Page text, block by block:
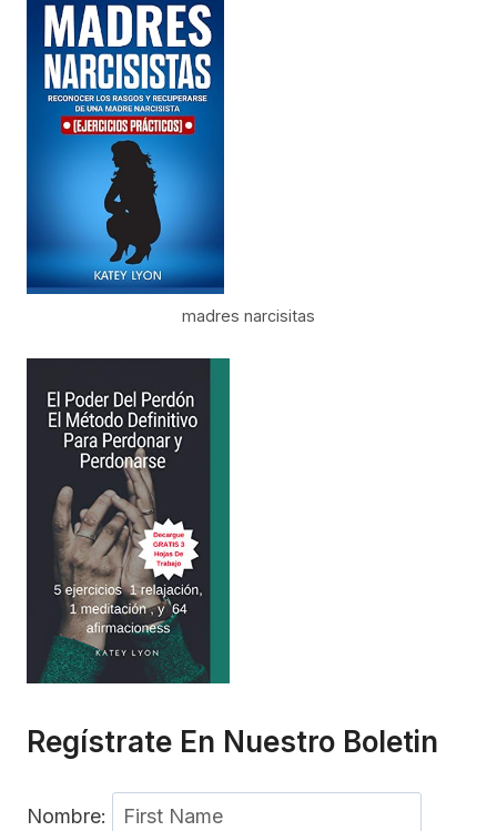
madres narcisitas
Regístrate En Nuestro Boletin
Nombre: